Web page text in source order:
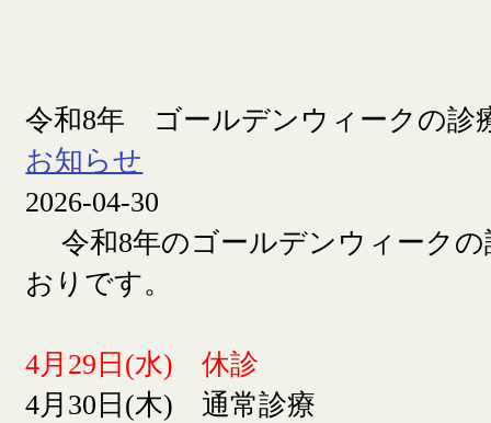
令和8年 ゴールデンウィークの診
お知らせ
2026-04-30
令和8年のゴールデンウィークの
おりです。
4月29日(水) 休診
4月30日(木) 通常診療